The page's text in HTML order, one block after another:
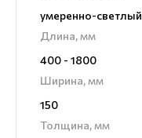
умеренно-светлый
Длина, мм
400 - 1800
Ширина, мм
150
Толщина, мм